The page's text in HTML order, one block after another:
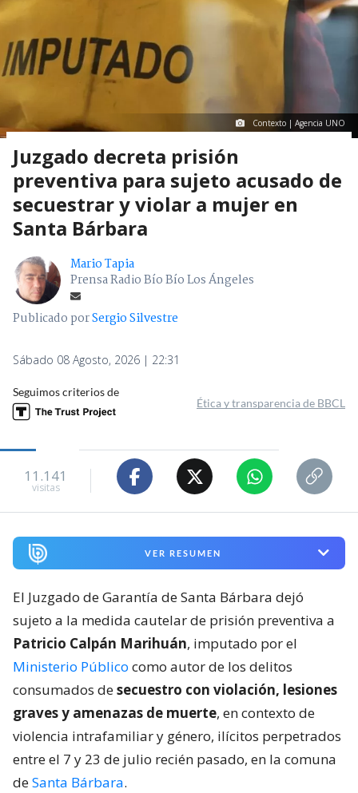
Contexto | Agencia UNO
Juzgado decreta prisión
preventiva para sujeto acusado de
secuestrar y violar a mujer en
Santa Bárbara
Mario Tapia
Prensa Radio Bío Bío Los Ángeles
Publicado porSergio Silvestre
Sábado 08 Agosto, 2026 | 22:31
Seguimos criterios de
Ética y transparencia de BBCL
11.141
visitas
VER RESUMEN
El Juzgado de Garantía de Santa Bárbara dejó
sujeto a la medida cautelar de prisión preventiva a
Patricio Calpán Marihuán, imputado por el
Ministerio Público como autor de los delitos
consumados desecuestro con violación, lesiones
graves y amenazas de muerte, en contexto de
violencia intrafamiliar y género, ilícitos perpetrados
entre el 7 y 23 de julio recién pasado, en la comuna
deSanta Bárbara.